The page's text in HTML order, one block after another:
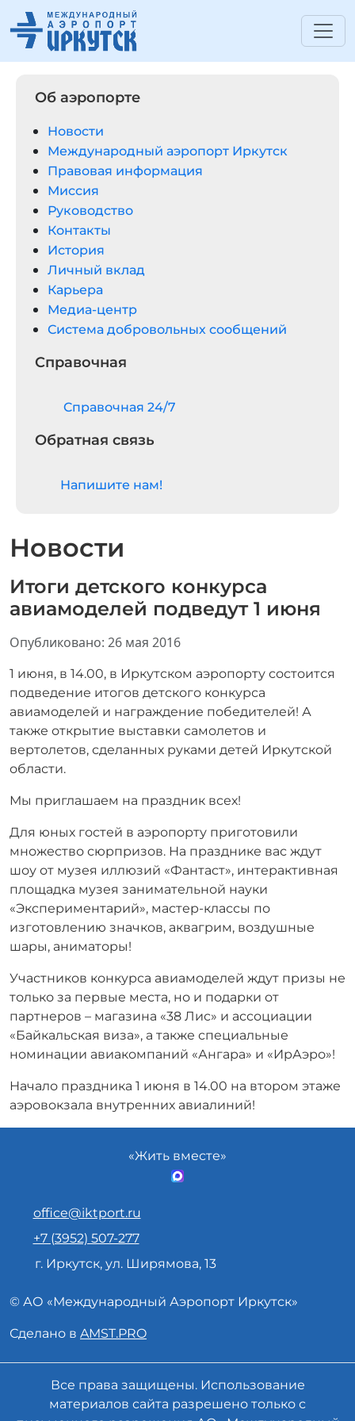
Новости
Итоги детского конкурса
авиамоделей подведут 1 июня
Информация о материале
Опубликовано: 26 мая 2016
1 июня, в 14.00, в Иркутском аэропорту состоится
подведение итогов детского конкурса
авиамоделей и награждение победителей! А
также открытие выставки самолетов и
вертолетов, сделанных руками детей Иркутской
области.
Мы приглашаем на праздник всех!
Для юных гостей в аэропорту приготовили
множество сюрпризов. На празднике вас ждут
шоу от музея иллюзий «Фантаст», интерактивная
площадка музея занимательной науки
«Экспериментарий», мастер-классы по
изготовлению значков, аквагрим, воздушные
шары, аниматоры!
Участников конкурса авиамоделей ждут призы не
только за первые места, но и подарки от
партнеров – магазина «38 Лис» и ассоциации
«Байкальская виза», а также специальные
номинации авиакомпаний «Ангара» и «ИрАэро»!
Начало праздника 1 июня в 14.00 на втором этаже
аэровокзала внутренних авиалиний!
Об аэропорте
Новости
Международный аэропорт Иркутск
Правовая информация
Миссия
Руководство
Контакты
История
Личный вклад
Карьера
Медиа-центр
Система добровольных сообщений
Справочная
Cправочная 24/7
Обратная связь
Напишите нам!
«Жить вместе»
office@iktport.ru
+7 (3952) 507-277
г. Иркутск, ул. Ширямова, 13
© АО «Международный Аэропорт Иркутск»
Сделано в AMST.PRO
Все права защищены. Использование
материалов сайта разрешено только с